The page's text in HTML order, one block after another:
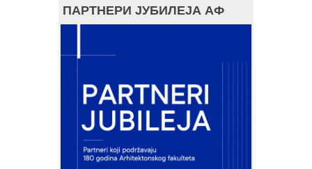
ПАРТНЕРИ ЈУБИЛЕЈА АФ